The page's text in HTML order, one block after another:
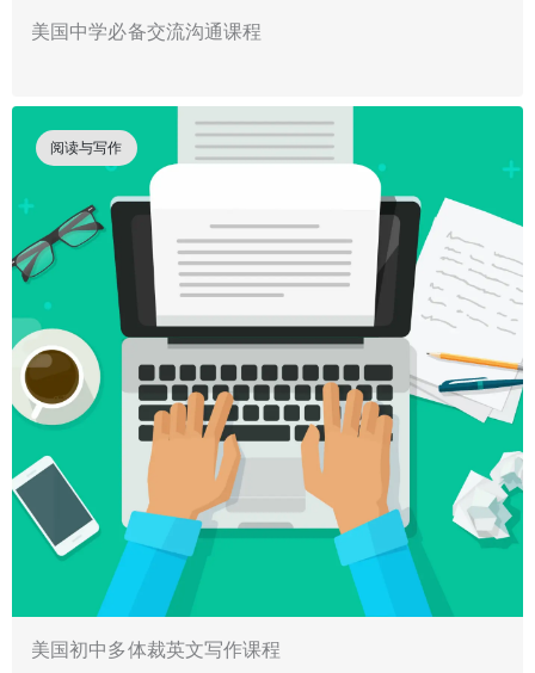
美国中学必备交流沟通课程
阅读与写作
美国初中多体裁英文写作课程